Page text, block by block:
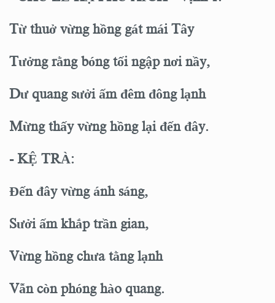
Từ thuở vừng hồng gát mái Tây
Tưởng rằng bóng tối ngập nơi nầy,
Dư quang sưởi ấm đêm đông lạnh
Mừng thấy vừng hồng lại đến đây.
- KỆ TRÀ:
Đến đây vừng ánh sáng,
Sưởi ấm khắp trần gian,
Vừng hồng chưa tằng lạnh
Vẫn còn phóng hào quang.